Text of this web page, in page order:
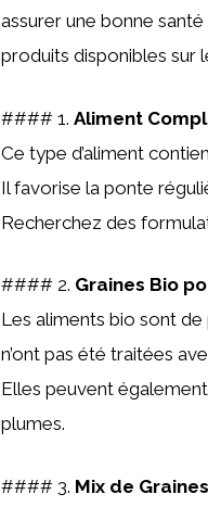
assurer une bonne
produits disponibles sur
#### 1. Aliment
Ce type d’aliment
Il favorise la ponte
Recherchez des
#### 2. Graines Bio
Les aliments bio sont
n’ont pas été traitées
Elles peuvent
plumes.
#### 3. Mix de